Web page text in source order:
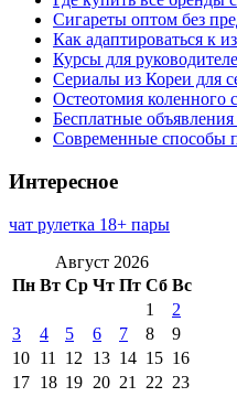
Сигареты оптом без
Как адаптироваться к
Курсы для
Сериалы из Кореи для
Остеотомия коленного
Бесплатные
Современные способы
Интересное
чат рулетка 18+ пары
Август 2026
Пн Вт Ср Чт Пт Сб Вс
1
2
3
4 5 6 7 8
9
10 11 12 13 14 15 16
17 18 19 20 21 22 23